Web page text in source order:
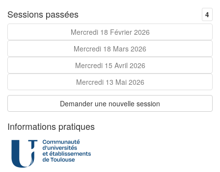
Sessions passées 4
Mercredi 18 Février 2026
Mercredi 18 Mars 2026
Mercredi 15 Avril 2026
Mercredi 13 Mai 2026
Demander une nouvelle session
Informations pratiques